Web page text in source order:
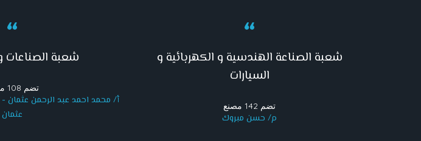
شعبة الصناعة الهندسية و الكهربائية و
السيارات
تضم 142 مصنع
م/ حسن مبروك
شعبة الصناعات
تضم 108 مصنع
أ/ محمد احمد عبد الرحمن عثمان
عثمان